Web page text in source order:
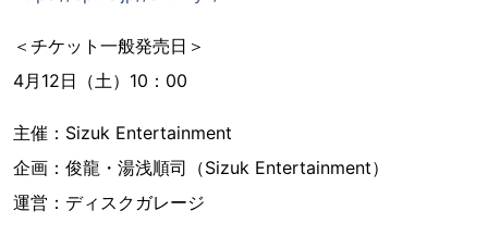
＜チケット一般発売日＞
4月12日（土）10：00
主催：Sizuk Entertainment
企画：俊龍・湯浅順司（Sizuk Entertainment）
運営：ディスクガレージ